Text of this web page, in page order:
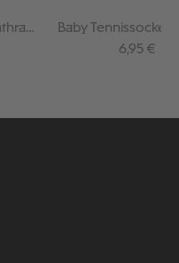
Baby Tennissocken
Regulärer
6,95 €